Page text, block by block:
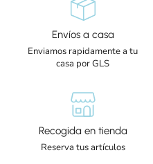
Envíos a casa
Enviamos rapidamente a tu
casa por GLS
Recogida en tienda
Reserva tus artículos